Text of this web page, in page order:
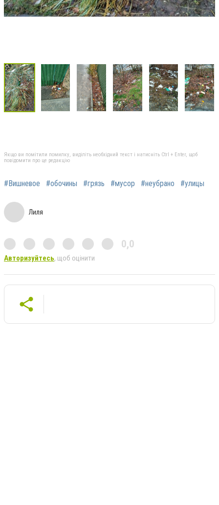
Якщо ви помітили помилку, виділіть необхідний текст і натисніть Ctrl + Enter, щоб
повідомити про це редакцію
#Вишневое #обочины #грязь #мусор #неубрано #улицы
Лиля
0,0
Авторизуйтесь, щоб оцінити